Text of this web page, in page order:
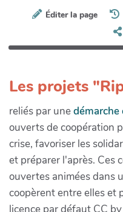
Éditer la page